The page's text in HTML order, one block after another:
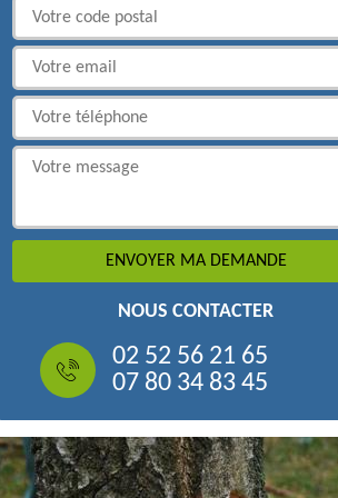
NOUS CONTACTER
02 52 56 21 65
07 80 34 83 45